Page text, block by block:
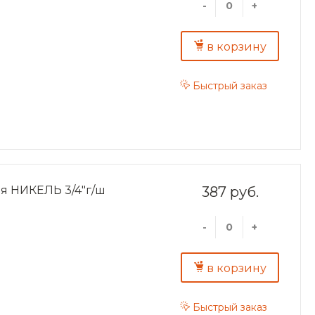
- +
в корзину
Быстрый заказ
387 руб.
- +
в корзину
Быстрый заказ
НИКЕЛЬ 3/4"г/ш